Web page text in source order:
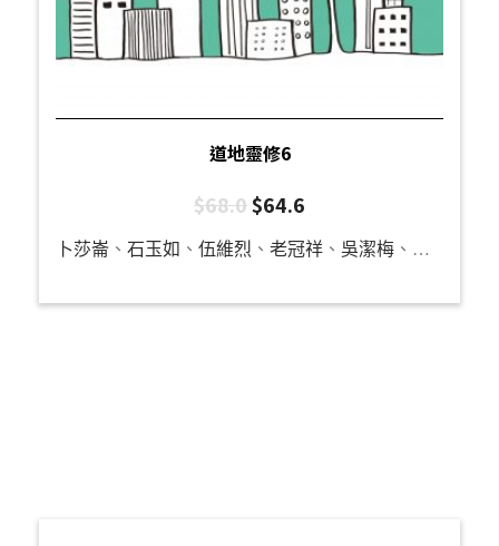
道地靈修6
$68.0$64.6
卜莎崙 、 石玉如 、 伍維烈 、 老冠祥 、 吳潔梅 、 李夢茵